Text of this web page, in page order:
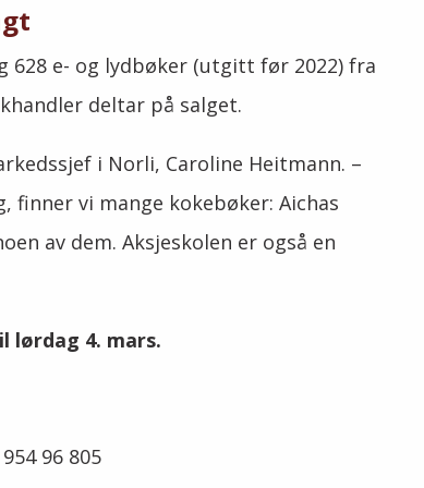
628 e- og lydbøker (utgitt før 2022) fra
deltar på salget.
i Norli, Caroline Heitmann. –
vi mange kokebøker: Aichas
av dem. Aksjeskolen er også en
lørdag 4. mars.
96 805